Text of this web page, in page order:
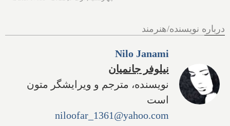
درباره نویسنده/هنرمند
Nilo Janami
نیلوفر جانمیان
نویسنده، مترجم و ویرایشگر متون
است
niloofar_1361@yahoo.com